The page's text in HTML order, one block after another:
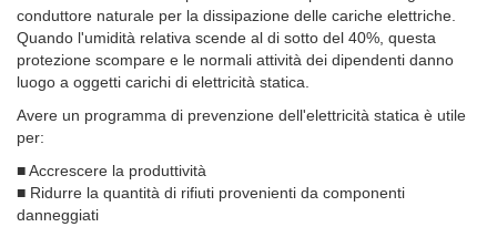
conduttore naturale per la dissipazione delle cariche elettriche.
Quando l'umidità relativa scende al di sotto del 40%, questa
protezione scompare e le normali attività dei dipendenti danno
luogo a oggetti carichi di elettricità statica.
Avere un programma di prevenzione dell'elettricità statica è utile
per:
■Accrescere la produttività
■ Ridurre la quantità di rifiuti provenienti da componenti
danneggiati